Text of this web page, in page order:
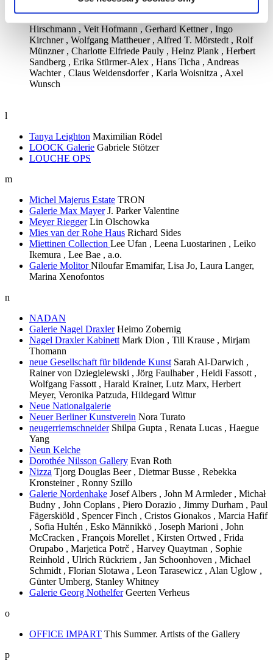
Hartwig Ebersbach , Dieter Goltzsche , Renate Göritz ,
Hirschmann , Veit Hofmann , Gerhard Kettner , Ingo
Kirchner , Wolfgang Mattheuer , Alfred T. Mörstedt , Rolf
Münzner , Charlotte Elfriede Pauly , Heinz Plank , Herbert
Sandberg , Erika Stürmer-Alex , Hans Ticha , Andreas
Wachter , Claus Weidensdorfer , Karla Woisnitza , Axel
Wunsch
l
Tanya Leighton Maximilian Rödel
LOOCK Galerie Gabriele Stötzer
LOUCHE OPS
m
Michel Majerus Estate TRON
Galerie Max Mayer J. Parker Valentine
Meyer Riegger Lin Olschowka
Mies van der Rohe Haus Richard Sides
Miettinen Collection Lee Ufan , Leena Luostarinen , Leiko
Ikemura , Lee Bae , a.o.
Galerie MolitorNiloufar Emamifar, Lisa Jo, Laura Langer,
Marina Xenofontos
n
NADAN
Galerie Nagel Draxler Heimo Zobernig
Nagel Draxler Kabinett Mark Dion , Till Krause , Mirjam
Thomann
neue Gesellschaft für bildende Kunst Sarah Al-Darwich ,
Rainer von Dziegielewski , Jörg Faulhaber , Heidi Fassott ,
Wolfgang Fassott , Harald Krainer, Lutz Marx, Herbert
Meyer, Veronika Patzuda, Hildegard Wittur
Neue Nationalgalerie
Neuer Berliner Kunstverein Nora Turato
neugerriemschneider Shilpa Gupta , Renata Lucas , Haegue
Yang
Neun Kelche
Dorothée Nilsson Gallery Evan Roth
Nizza Tjorg Douglas Beer , Dietmar Busse , Rebekka
Kronsteiner , Ronny Szillo
Galerie Nordenhake Josef Albers , John M Armleder , Michał
Budny , John Coplans , Piero Dorazio , Jimmy Durham , Paul
Fägerskiöld , Spencer Finch , Cristos Gionakos , Marcia Hafif
, Sofia Hultén , Esko Männikkö , Joseph Marioni , John
McCracken , François Morellet , Kirsten Ortwed , Frida
Orupabo , Marjetica Potrč , Harvey Quaytman , Sophie
Reinhold , Ulrich Rückriem , Jan Schoonhoven , Michael
Schmidt , Florian Slotawa , Leon Tarasewicz , Alan Uglow ,
Günter Umberg, Stanley Whitney
Galerie Georg Nothelfer Geerten Verheus
o
OFFICE IMPART This Summer. Artists of the Gallery
p